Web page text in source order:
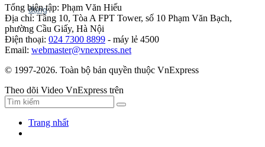
Tổng biên tập: Phạm Văn Hiếu
Địa chỉ: Tầng 10, Tòa A FPT Tower, số 10 Phạm Văn Bạch,
phường Cầu Giấy, Hà Nội
Điện thoại: 024 7300 8899 - máy lẻ 4500
Email: webmaster@vnexpress.net
© 1997-2026. Toàn bộ bản quyền thuộc VnExpress
Theo dõi Video VnExpress trên
Trang nhất